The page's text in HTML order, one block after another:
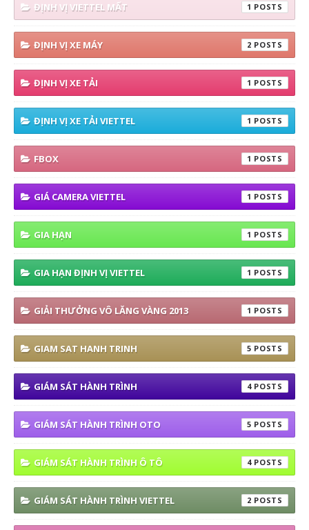
ĐỊNH VỊ VIETTEL MẤT 1
ĐỊNH VỊ XE MÁY 2
ĐỊNH VỊ XE TẢI 1
ĐỊNH VỊ XE TẢI VIETTEL 1
FBOX 1
GIÁ CAMERA VIETTEL 1
GIA HẠN 1
GIA HẠN ĐỊNH VỊ VIETTEL 1
GIẢI THƯỞNG VÔ LĂNG VÀNG 2013 1
GIAM SAT HANH TRINH 5
GIÁM SÁT HÀNH TRÌNH 4
GIÁM SÁT HÀNH TRÌNH OTO 5
GIÁM SÁT HÀNH TRÌNH Ô TÔ 4
GIÁM SÁT HÀNH TRÌNH VIETTEL 2